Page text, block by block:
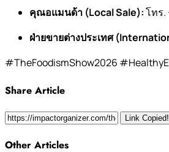
คุณอแมนด้า (Local Sale):โทร.
ฝ่ายขายต่างประเทศ
#TheFoodismShow2026
Share Article
Link Copied!
Other Articles